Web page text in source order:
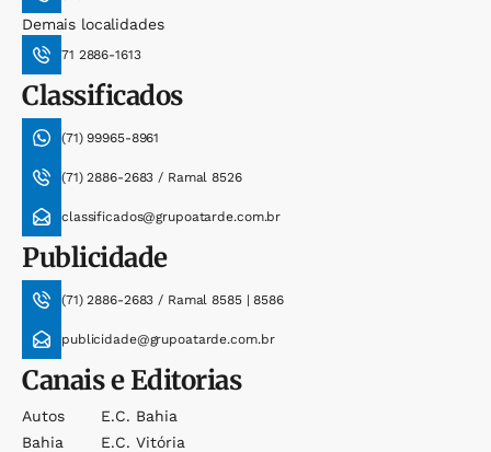
Demais localidades
71 2886-1613
Classificados
(71) 99965-8961
(71) 2886-2683 / Ramal 8526
classificados@grupoatarde.com.br
Publicidade
(71) 2886-2683 / Ramal 8585 | 8586
publicidade@grupoatarde.com.br
Canais e Editorias
Autos
Bahia
E.c. Bahia
E.c. Vitória